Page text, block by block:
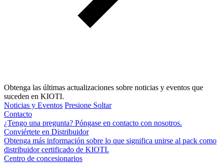
Obtenga las últimas actualizaciones sobre noticias y eventos que
suceden en KIOTI.
Noticias y Eventos Presione Soltar
Contacto
¿Tengo una pregunta? Póngase en contacto con nosotros.
Conviértete en Distribuidor
Obtenga más información sobre lo que significa unirse al pack como
distribuidor certificado de KIOTI.
Centro de concesionarios